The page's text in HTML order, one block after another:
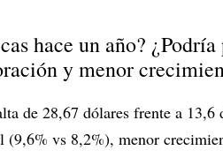
hace un año?
y menor
de 28,67 dólares frente a 13,6
(9,6% vs 8,2%), menor